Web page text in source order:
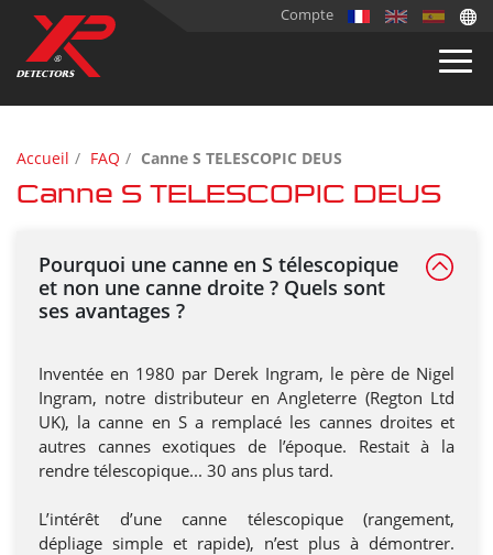
Compte
Accueil FAQ Canne S TELESCOPIC DEUS
Canne S TELESCOPIC DEUS
Pourquoi une canne en S télescopique
et non une canne droite ? Quels sont
ses avantages ?
Inventée en 1980 par Derek Ingram, le père de Nigel
Ingram, notre distributeur en Angleterre (Regton Ltd
UK), la canne en S a remplacé les cannes droites et
autres cannes exotiques de l’époque. Restait à la
rendre télescopique... 30 ans plus tard.
L’intérêt d’une canne télescopique (rangement,
dépliage simple et rapide), n’est plus à démontrer.